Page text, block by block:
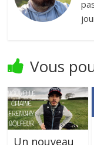
Vous
Un nouveau